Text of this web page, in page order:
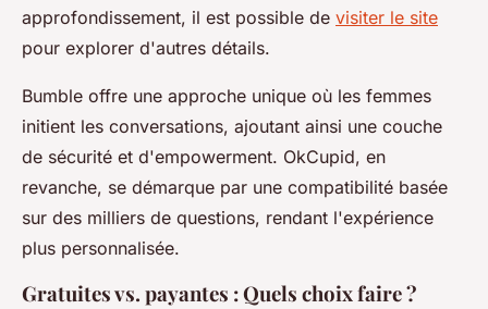
approfondissement, il est possible de visiter le site
pour explorer d'autres détails.
Bumble offre une approche unique où les femmes
initient les conversations, ajoutant ainsi une couche
de sécurité et d'empowerment. OkCupid, en
revanche, se démarque par une compatibilité basée
sur des milliers de questions, rendant l'expérience
plus personnalisée.
Gratuites vs. payantes : Quels choix faire ?